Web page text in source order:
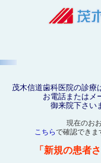
茂木信道歯科医院の診療
お電話またはメ
御来院下さい
現在のお
こちらで確認できま
「新規の患者